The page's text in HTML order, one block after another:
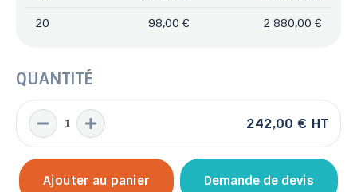
20 98,00 € 2 880,00 €
QUANTITÉ
242,00 € HT
Ajouter au panier Demande de devis